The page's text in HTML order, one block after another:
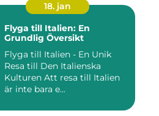
18. jan
Flyga till Italien: En
Grundlig Översikt
Flyga till Italien - En Unik
Resa till Den Italienska
Kulturen Att resa till Italien
är inte bara e...